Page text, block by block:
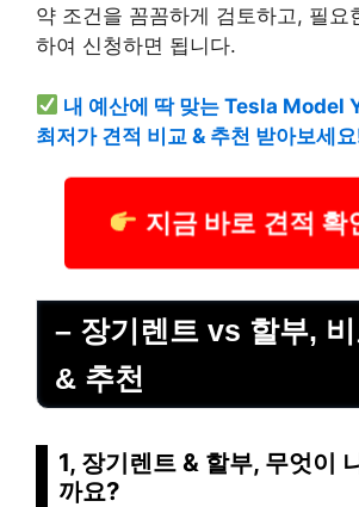
약 조건을 꼼꼼하게 검토하고, 필요
하여 신청하면 됩니다.
내 예산에 딱 맞는 Tesla Model
최저가 견적 비교 & 추천 받아보세
지금 바로 견적 확
– 장기렌트 vs 할부,
& 추천
1, 장기렌트 & 할부, 무엇이
까요?